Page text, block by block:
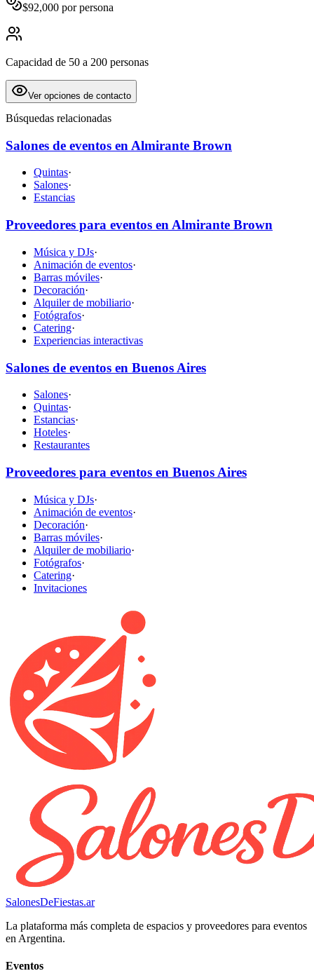
$92,000 por persona
Capacidad de 50 a 200 personas
Ver opciones de contacto
Búsquedas relacionadas
Salones de eventos en Almirante Brown
Quintas·
Salones·
Estancias
Proveedores para eventos en Almirante Brown
Música y DJs·
Animación de eventos·
Barras móviles·
Decoración·
Alquiler de mobiliario·
Fotógrafos·
Catering·
Experiencias interactivas
Salones de eventos en Buenos Aires
Salones·
Quintas·
Estancias·
Hoteles·
Restaurantes
Proveedores para eventos en Buenos Aires
Música y DJs·
Animación de eventos·
Decoración·
Barras móviles·
Alquiler de mobiliario·
Fotógrafos·
Catering·
Invitaciones
SalonesDeFiestas.ar
La plataforma más completa de espacios y proveedores para eventos
en Argentina.
Eventos